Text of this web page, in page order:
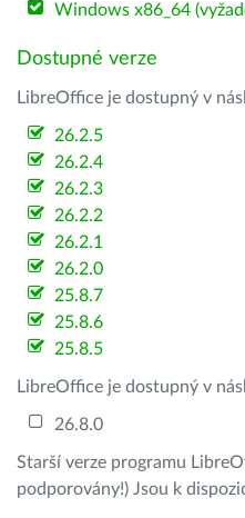
Windows x86_64
Dostupné verze
LibreOffice je dostupný v
26.2.5
26.2.4
26.2.3
26.2.2
26.2.1
26.2.0
25.8.7
25.8.6
25.8.5
LibreOffice je dostupný v
26.8.0
Starší verze programu
podporovány!) Jsou k